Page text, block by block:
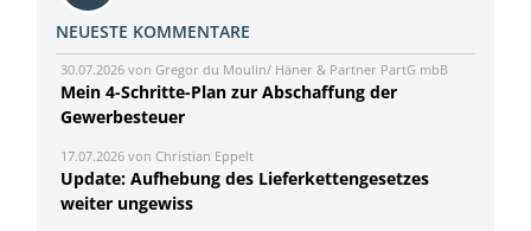
NEUESTE KOMMENTARE
30.07.2026 von Gregor du Moulin/ Häner & Partner PartG mbB
Mein 4-Schritte-Plan zur Abschaffung der
Gewerbesteuer
17.07.2026 von Christian Eppelt
Update: Aufhebung des Lieferkettengesetzes
weiter ungewiss